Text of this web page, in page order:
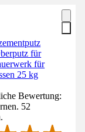
für
für
25 kg
Bewertung:
52